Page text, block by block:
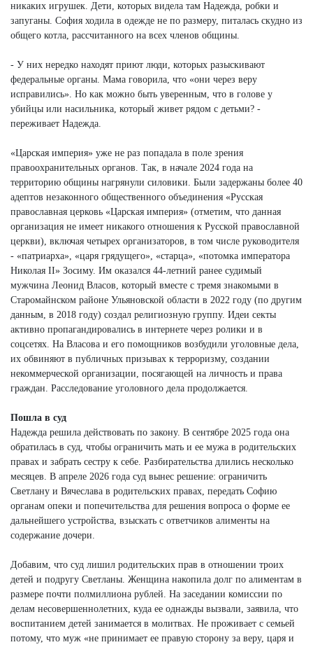
никаких игрушек. Дети, которых видела там Надежда, робки и
запуганы. София ходила в одежде не по размеру, питалась скудно из
общего котла, рассчитанного на всех членов общины.
- У них нередко находят приют люди, которых разыскивают
федеральные органы. Мама говорила, что «они через веру
исправились». Но как можно быть уверенным, что в голове у
убийцы или насильника, который живет рядом с детьми? -
переживает Надежда.
«Царская империя» уже не раз попадала в поле зрения
правоохранительных органов. Так, в начале 2024 года на
территорию общины нагрянули силовики. Были задержаны более 40
адептов незаконного общественного объединения «Русская
православная церковь «Царская империя» (отметим, что данная
организация не имеет никакого отношения к Русской православной
церкви), включая четырех организаторов, в том числе руководителя
- «патриарха», «царя грядущего», «старца», «потомка императора
Николая II» Зосиму. Им оказался 44-летний ранее судимый
мужчина Леонид Власов, который вместе с тремя знакомыми в
Старомайнском районе Ульяновской области в 2022 году (по другим
данным, в 2018 году) создал религиозную группу. Идеи секты
активно пропагандировались в интернете через ролики и в
соцсетях. На Власова и его помощников возбудили уголовные дела,
их обвиняют в публичных призывах к терроризму, создании
некоммерческой организации, посягающей на личность и права
граждан. Расследование уголовного дела продолжается.
Пошла в суд
Надежда решила действовать по закону. В сентябре 2025 года она
обратилась в суд, чтобы ограничить мать и ее мужа в родительских
правах и забрать сестру к себе. Разбирательства длились несколько
месяцев. В апреле 2026 года суд вынес решение: ограничить
Светлану и Вячеслава в родительских правах, передать Софию
органам опеки и попечительства для решения вопроса о форме ее
дальнейшего устройства, взыскать с ответчиков алименты на
содержание дочери.
Добавим, что суд лишил родительских прав в отношении троих
детей и подругу Светланы. Женщина накопила долг по алиментам в
размере почти полмиллиона рублей. На заседании комиссии по
делам несовершеннолетних, куда ее однажды вызвали, заявила, что
воспитанием детей занимается в молитвах. Не проживает с семьей
потому, что муж «не принимает ее правую сторону за веру, царя и